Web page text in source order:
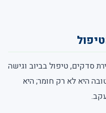
סדקים, טיפול בביוב וגישה
היא לא רק חומר; היא